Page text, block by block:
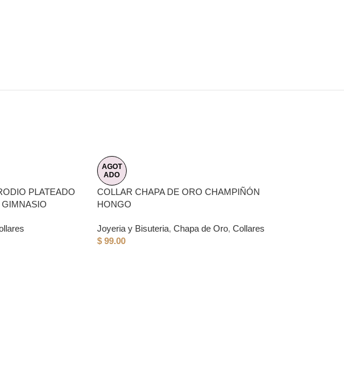
PLATEADO
AGOT
ADO
COLLAR CHAPA DE ORO CHAMPIÑÓN
HONGO
Joyeria y Bisuteria, Chapa de Oro, Collares
$99.00